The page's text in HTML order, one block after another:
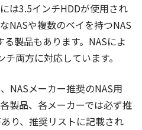
は3.5インチHDDが使用され
NASや複数のベイを持つNAS
製品もあります。NASによ
両方に対応しています。
NASメーカー推奨のNAS用
製品、各メーカーでは必ず推
り、推奨リストに記載され